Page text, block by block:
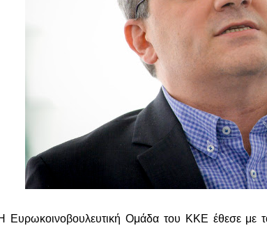
Ευρωκοινοβουλευτική Ομάδα του ΚΚΕ έθεσε με